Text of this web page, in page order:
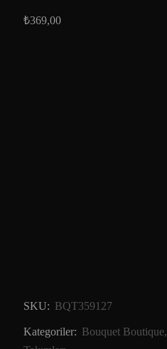
₺369,00
SKU: BQT359127
Kategoriler: Bouquet Boutique,